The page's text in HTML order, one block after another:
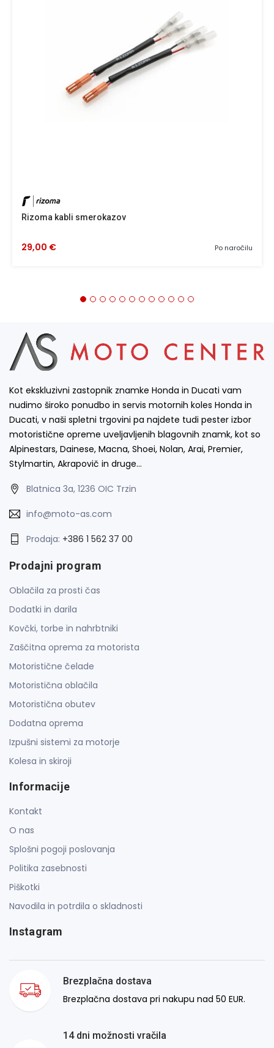
Rizoma kabli smerokazov
Po naročilu
29,00 €
Kot ekskluzivni zastopnik znamke Honda in Ducati vam
nudimo široko ponudbo in servis motornih koles Honda in
Ducati, v naši spletni trgovini pa najdete tudi pester izbor
motoristične opreme uveljavljenih blagovnih znamk, kot so
Alpinestars, Dainese, Macna, Shoei, Nolan, Arai, Premier,
Stylmartin, Akrapovič in druge…
Blatnica 3a, 1236 OIC Trzin
info@moto-as.com
Prodaja: +386 1 562 37 00
Prodajni program
Oblačila za prosti čas
Dodatki in darila
Kovčki, torbe in nahrbtniki
Zaščitna oprema za motorista
Motoristične čelade
Motoristična oblačila
Motoristična obutev
Dodatna oprema
Izpušni sistemi za motorje
Kolesa in skiroji
Informacije
Kontakt
O nas
Splošni pogoji poslovanja
Politika zasebnosti
Piškotki
Navodila in potrdila o skladnosti
Instagram
Brezplačna dostava
Brezplačna dostava pri nakupu nad 50 EUR.
14 dni možnosti vračila